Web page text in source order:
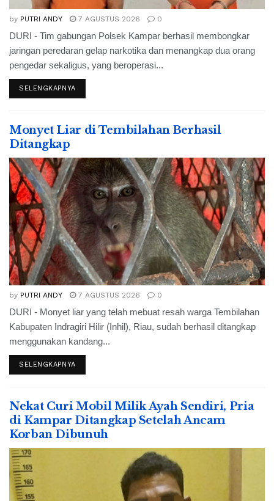
by PUTRI ANDY 7 AGUSTUS 2026 0
DURI - Tim gabungan Polsek Kampar berhasil membongkar
jaringan peredaran gelap narkotika dan menangkap dua orang
pengedar sekaligus, yang beroperasi...
SELENGKAPNYA
Monyet Liar di Tembilahan Berhasil
Ditangkap
by PUTRI ANDY 7 AGUSTUS 2026 0
DURI - Monyet liar yang telah mebuat resah warga Tembilahan
Kabupaten Indragiri Hilir (Inhil), Riau, sudah berhasil ditangkap
menggunakan kandang...
SELENGKAPNYA
Nekat Curi Mobil Milik Ayah Sendiri, Pria
di Kampar Ditangkap Setelah Ancam
Korban Dibunuh